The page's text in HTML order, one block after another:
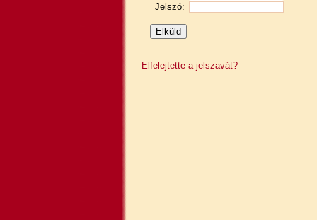
Jelszó:
Elfelejtette a jelszavát?